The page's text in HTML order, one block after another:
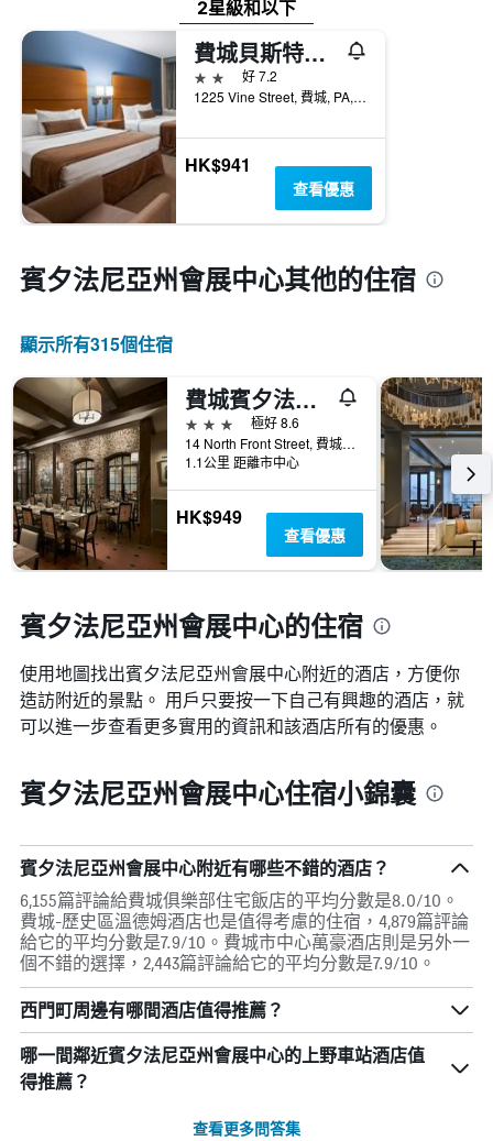
2星級和以下
費城貝斯特韋斯特優質會議中心酒店
2星級
好 7.2
1225 Vine Street, 費城, PA, 美國
HK$941
查看優惠
賓夕法尼亞州會展中心​其他的住宿
顯示所有315​個住宿
費城賓夕法尼亞美景酒店
3星級
極好 8.6
14 North Front Street, 費城, PA, 美國
1.1公里 距離市中心
HK$949
查看優惠
賓夕法尼亞州會展中心的住宿
使用地圖找出賓夕法尼亞州會展中心​附近的酒店，方便你
造訪附近的景點。 用戶只要按一下自己有興趣的酒店，就
可以進一步查看更多實用的資訊和該酒店所有的優惠。
賓夕法尼亞州會展中心住宿小錦囊
賓夕法尼亞州會展中心附近有哪些不錯的酒店？
6,155篇評論給費城俱樂部住宅飯店的平均分數是8.0/10。
費城-歷史區溫德姆酒店也是值得考慮的住宿，4,879篇評論
給它的平均分數是7.9/10。費城市中心萬豪酒店則是另外一
個不錯的選擇，2,443篇評論給它的平均分數是7.9/10。
西門町周邊有哪間酒店值得推薦？
哪一間鄰近賓夕法尼亞州會展中心的上野車站酒店值
得推薦？
查看更多問答集